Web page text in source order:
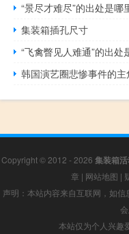
“景尽才难尽”的出处是哪
集装箱插孔尺寸
“飞禽瞥见人难通”的出处
韩国演艺圈悲惨事件的
Copyright © 2012 - 2026 集装箱
章 | 网站地图 |
声明：本站内容来自互联网，如
本站仅为个人兴趣